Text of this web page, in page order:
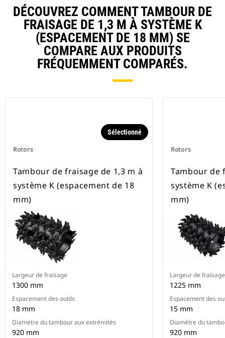
DÉCOUVREZ COMMENT TAMBOUR DE
FRAISAGE DE 1,3 M À SYSTÈME K
(ESPACEMENT DE 18 MM) SE
COMPARE AUX PRODUITS
FRÉQUEMMENT COMPARÉS.
Rotors
Sélectionné
Tambour de fraisage de 1,3 m à
système K (espacement de 18
mm)
Largeur de fraisage
1300 mm
Espacement des outils
18 mm
Diamètre du tambour aux extrémités
920 mm
Rotors
Tambour de
système K
mm)
Largeur de fraisage
1225 mm
Espacement des
15 mm
Diamètre du
920 mm